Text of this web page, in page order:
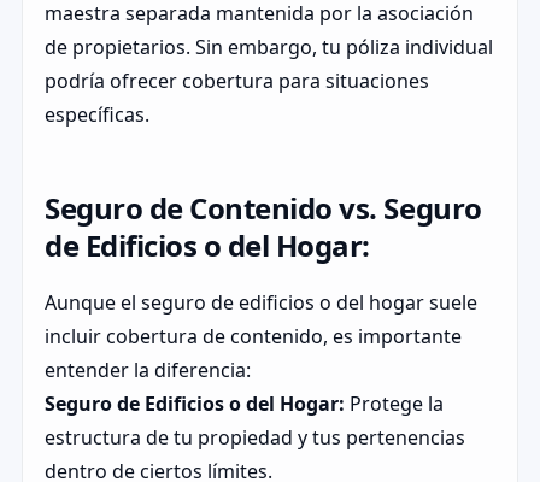
maestra separada mantenida por la asociación
de propietarios. Sin embargo, tu póliza individual
podría ofrecer cobertura para situaciones
específicas.
Seguro de Contenido vs. Seguro
de Edificios o del Hogar:
Aunque el seguro de edificios o del hogar suele
incluir cobertura de contenido, es importante
entender la diferencia:
Seguro de Edificios o del Hogar: Protege la
estructura de tu propiedad y tus pertenencias
dentro de ciertos límites.